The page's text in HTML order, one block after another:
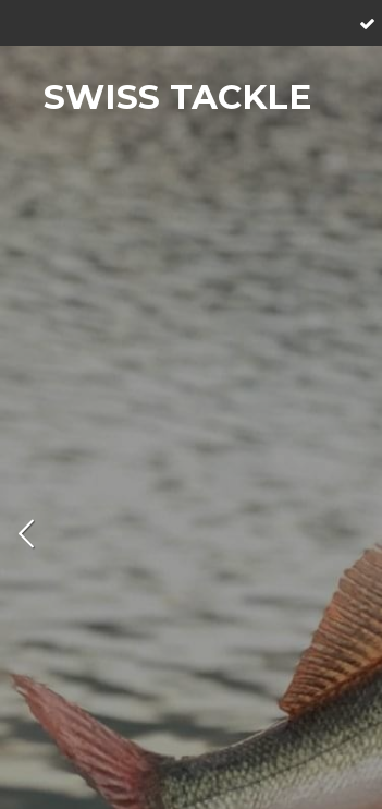
springen
SWISS TACKLE